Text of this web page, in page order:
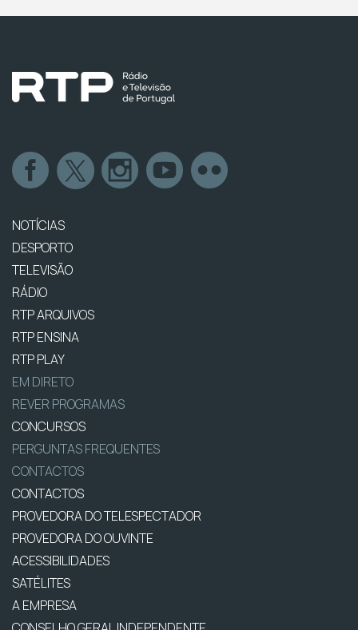
NOTÍCIAS
DESPORTO
TELEVISÃO
RÁDIO
RTP ARQUIVOS
RTP ENSINA
RTP PLAY
EM DIRETO
REVER PROGRAMAS
CONCURSOS
PERGUNTAS FREQUENTES
CONTACTOS
CONTACTOS
PROVEDORA DO TELESPECTADOR
PROVEDORA DO OUVINTE
ACESSIBILIDADES
SATÉLITES
A EMPRESA